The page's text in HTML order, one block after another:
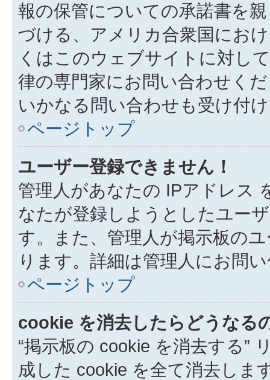
報の保管についての承諾書を
づける、アメリカ合衆国にお
くはこのウェブサイトに対し
律の専門家にお問い合わせく
いかなる問い合わせも受け付
ページトップ
ユーザー登録できません！
管理人があなたの IPアドレス
なたが登録しようとしたユー
す。また、管理人が掲示板の
ります。詳細は管理人にお問
ページトップ
cookie を消去したらどうなる
“掲示板の cookie を消去する”
成した cookie を全て消去しま